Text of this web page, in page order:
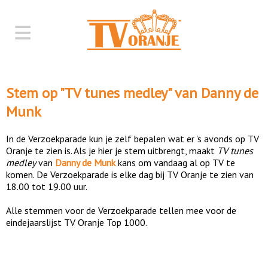
Stem op "TV tunes medley" van Danny de
Munk
In de Verzoekparade kun je zelf bepalen wat er 's avonds op TV
Oranje te zien is. Als je hier je stem uitbrengt, maakt TV tunes
medleyvan Danny de Munkkans om vandaag al op TV te
komen. De Verzoekparade is elke dag bij TV Oranje te zien van
18.00 tot 19.00 uur.
Alle stemmen voor de Verzoekparade tellen mee voor de
eindejaarslijst TV Oranje Top 1000.